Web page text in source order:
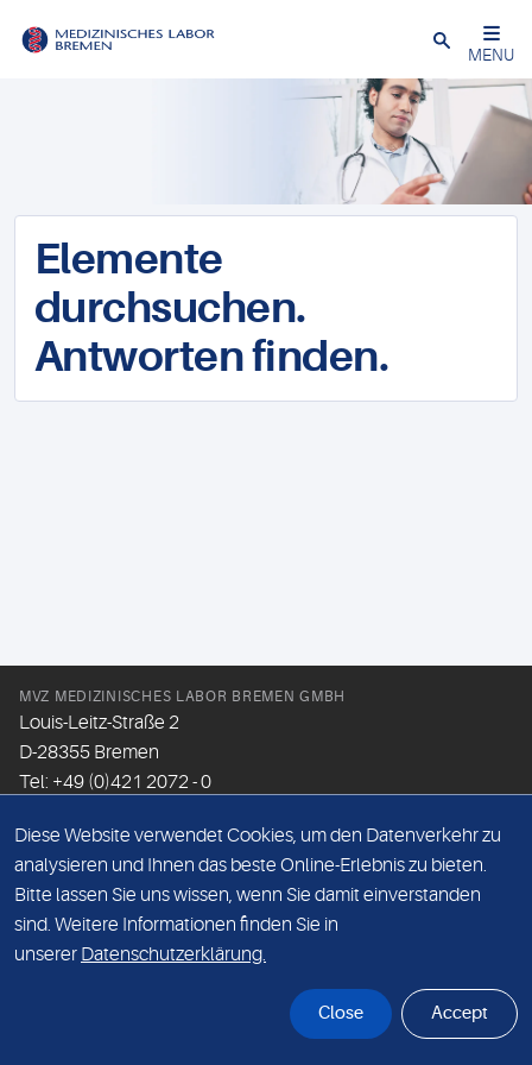
Schließen
MENU
Elemente
durchsuchen.
Antworten finden.
MVZ MEDIZINISCHES LABOR BREMEN GMBH
Louis-Leitz-Straße 2
D-28355 Bremen
Tel: +49 (0)421 2072 - 0
Email:info@mlhb.de
DATENSCHUTZ
IMPRESSUM
Diese Website verwendet Cookies, um den Datenverkehr zu
analysieren und Ihnen das beste Online-Erlebnis zu bieten.
Bitte lassen Sie uns wissen, wenn Sie damit einverstanden
sind. Weitere Informationen finden Sie in
unserer Datenschutzerklärung.
Close Accept